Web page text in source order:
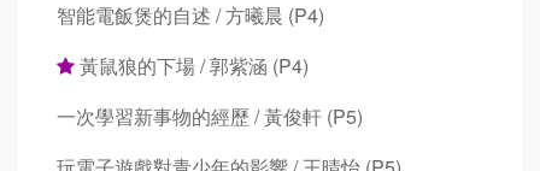
智能電飯煲的自述 / 方曦晨 (P4)
黃鼠狼的下場 / 郭紫涵 (P4)
一次學習新事物的經歷 / 黃俊軒 (P5)